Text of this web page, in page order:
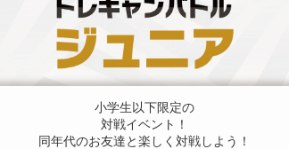
小学生以下限定の
対戦イベント！
同年代のお友達と楽しく対戦しよう！